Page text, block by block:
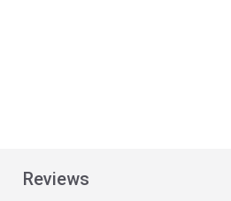
Reviews